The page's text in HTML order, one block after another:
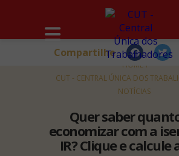
HOME
CUT - CENTRAL ÚNICA DOS
NOTÍCIAS
Quer saber
economizar com a
IR? Clique e calcule
Compartilhe